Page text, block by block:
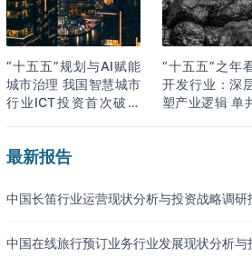
“十五五”规划与AI赋能
城市治理 我国智慧城市
行业ICT投资首次破万
“十五五”之年
开发行业：深
塑产业逻辑 单
最新报告
中国长笛行业运营现状分析与投资战略调研
中国在线旅行预订业务行业发展现状分析与